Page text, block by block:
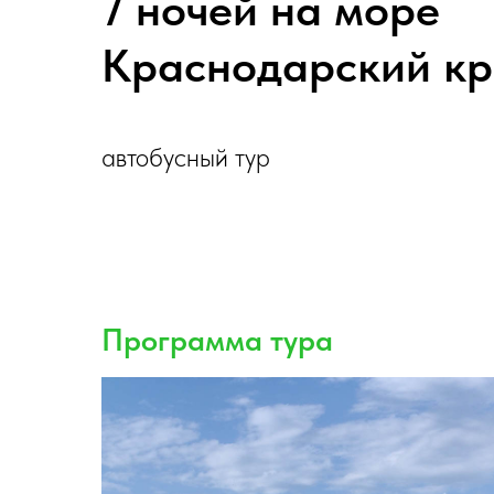
Краснодарский
автобусный тур
Программа тура